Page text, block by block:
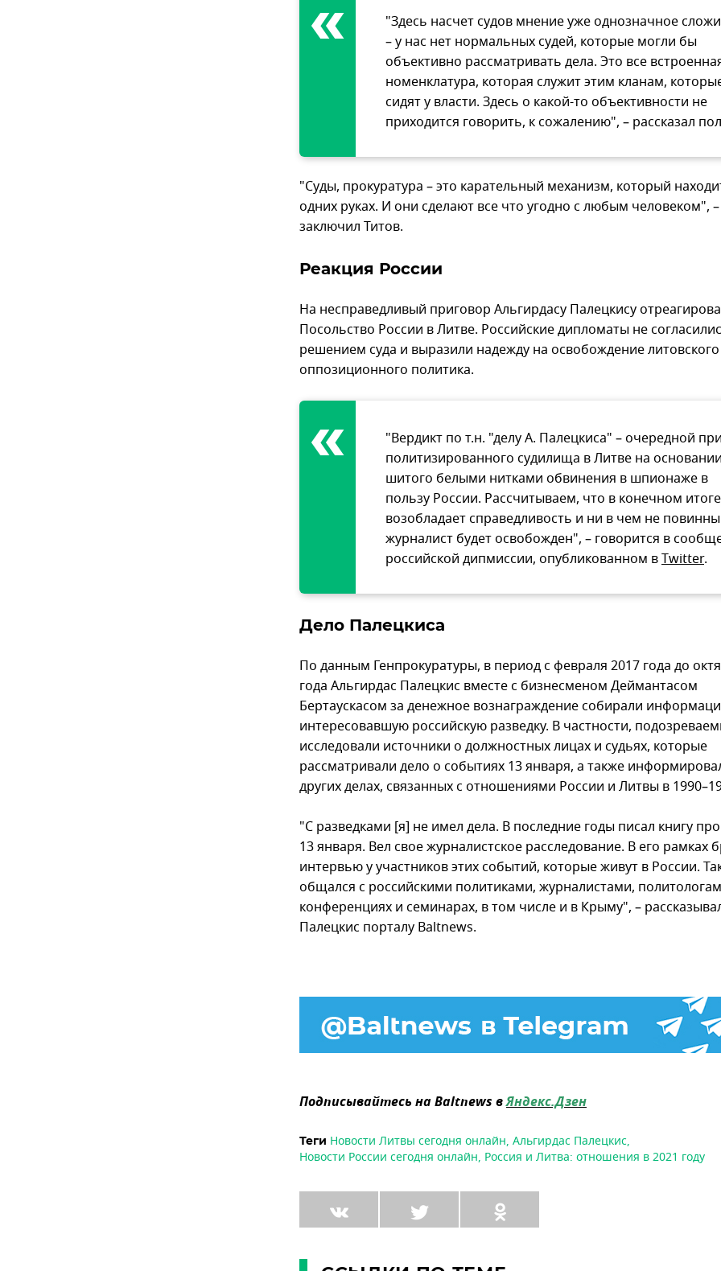
"Здесь насчет судов мнение уже однозначное
– у нас нет нормальных судей, которые могли бы
объективно рассматривать дела. Это все
номенклатура, которая служит этим кланам,
сидят у власти. Здесь о какой-то объективности не
приходится говорить, к сожалению", – рассказал
"Суды, прокуратура – это карательный механизм, который
одних руках. И они сделают все что угодно с любым человеком", –
заключил Титов.
Реакция России
На несправедливый приговор Альгирдасу Палецкису
Посольство России в Литве. Российские дипломаты не
решением суда и выразили надежду на освобождение литовского
оппозиционного политика.
"Вердикт по т.н. "делу А. Палецкиса" – очередной
политизированного судилища в Литве на основании
шитого белыми нитками обвинения в шпионаже в
пользу России. Рассчитываем, что в конечном итоге
возобладает справедливость и ни в чем не
журналист будет освобожден", – говорится в
российской дипмиссии, опубликованном вTwitter.
Дело Палецкиса
По данным Генпрокуратуры, в период с февраля 2017 года до
года Альгирдас Палецкис вместе с бизнесменом Деймантасом
Бертаускасом за денежное вознаграждение собирали
интересовавшую российскую разведку. В частности,
исследовали источники о должностных лицах и судьях, которые
рассматривали дело о событиях 13 января, а также
других делах, связанных с отношениями России и Литвы в
"С разведками [я] не имел дела. В последние годы писал книгу
13 января. Вел свое журналистское расследование. В его рамках
интервью у участников этих событий, которые живут в России.
общался с российскими политиками, журналистами,
конференциях и семинарах, в том числе и в Крыму", –
Палецкис порталу Baltnews.
Подписывайтесь на Baltnews вЯндекс.Дзен
Теги Новости Литвы сегодня онлайн, Альгирдас Палецкис,
Новости России сегодня онлайн, Россия и Литва: отношения в 2021 году